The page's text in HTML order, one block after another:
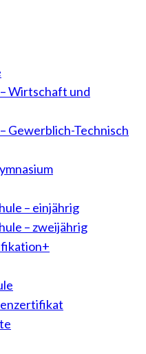
Wirtschaft und
Gewerblich-Technisch
– einjährig
– zweijährig